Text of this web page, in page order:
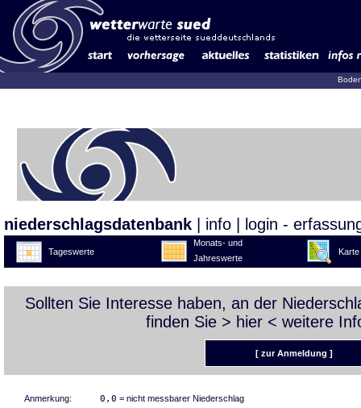
niederschlagsdatenbank info login -
Tageswerte
Monats- und
Jahreswerte
Karte
Sollten Sie Interesse haben, an der
finden Sie > hier < weitere
[ zur Anmeldung ]
Anmerkung: 0,0 = nicht messbarer Niederschlag